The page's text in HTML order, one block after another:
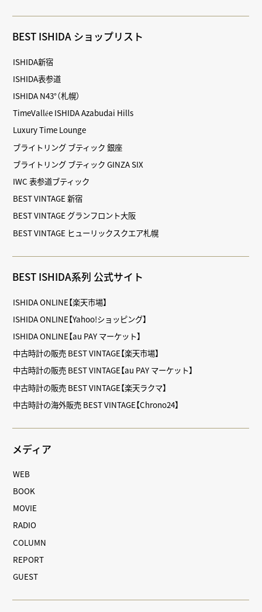
BEST ISHIDA ショップリスト
ISHIDA新宿
ISHIDA表参道
ISHIDA N43°（札幌）
TimeVallée ISHIDA Azabudai Hills
Luxury Time Lounge
ブライトリング ブティック 銀座
ブライトリング ブティック GINZA SIX
IWC 表参道ブティック
BEST VINTAGE 新宿
BEST VINTAGE グランフロント大阪
BEST VINTAGE ヒューリックスクエア札幌
BEST ISHIDA系列 公式サイト
ISHIDA ONLINE【楽天市場】
ISHIDA ONLINE【Yahoo!ショッピング】
ISHIDA ONLINE【au PAY マーケット】
中古時計の販売 BEST VINTAGE【楽天市場】
中古時計の販売 BEST VINTAGE【au PAY マーケット】
中古時計の販売 BEST VINTAGE【楽天ラクマ】
中古時計の海外販売 BEST VINTAGE【Chrono24】
メディア
WEB
BOOK
MOVIE
RADIO
COLUMN
REPORT
GUEST